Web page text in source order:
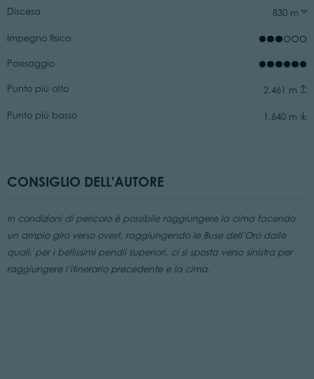
Discesa 830 m
Impegno fisico
Paesaggio
Punto più alto 2.461 m
Punto più basso 1.640 m
CONSIGLIO DELL'AUTORE
In condizioni di pericolo è possibile raggiungere la cima facendo
un ampio giro verso ovest, raggiungendo le Buse dell’Oro dalle
quali, per i bellissimi pendii superiori, ci si sposta verso sinistra per
raggiungere l’itinerario precedente e la cima.